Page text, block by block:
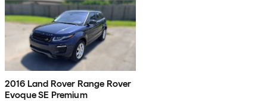
2016 Land Rover Range Rover
Evoque SE Premium